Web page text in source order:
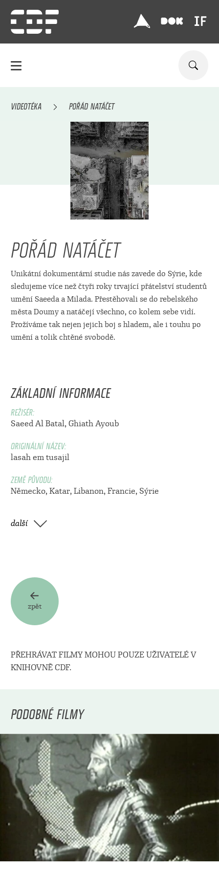
VIDEOTÉKA POŘÁD NATÁČET
POŘÁD NATÁČET
Unikátní dokumentární studie nás zavede do Sýrie, kde
sledujeme více než čtyři roky trvající přátelství studentů
umění Saeeda a Milada. Přestěhovali se do rebelského
města Doumy a natáčejí všechno, co kolem sebe vidí.
Prožíváme tak nejen jejich boj s hladem, ale i touhu po
umění a tolik chtěné svobodě.
ZÁKLADNÍ INFORMACE
REŽISÉR:
Saeed Al Batal , Ghiath Ayoub
ORIGINÁLNÍ NÁZEV:
lasah em tusajil
ZEMĚ PŮVODU:
Německo, Katar, Libanon, Francie, Sýrie
další
zpět
PŘEHRÁVAT FILMY MOHOU POUZE UŽIVATELÉ V
KNIHOVNĚ CDF.
PODOBNÉ FILMY